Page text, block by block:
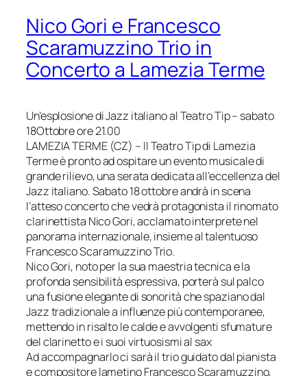
Nico Gori e Francesco
Scaramuzzino Trio in
Concerto a Lamezia Terme
Un’esplosione di Jazz italiano al Teatro Tip – sabato
18Ottobre ore 21.00
LAMEZIA TERME (CZ) – Il Teatro Tip di Lamezia
Terme è pronto ad ospitare un evento musicale di
grande rilievo, una serata dedicata all’eccellenza del
Jazz italiano. Sabato 18 ottobre andrà in scena
l’atteso concerto che vedrà protagonista il rinomato
clarinettista Nico Gori, acclamato interprete nel
panorama internazionale, insieme al talentuoso
Francesco Scaramuzzino Trio.
Nico Gori, noto per la sua maestria tecnica e la
profonda sensibilità espressiva, porterà sul palco
una fusione elegante di sonorità che spaziano dal
Jazz tradizionale a influenze più contemporanee,
mettendo in risalto le calde e avvolgenti sfumature
del clarinetto e i suoi virtuosismi al sax
Ad accompagnarlo ci sarà il trio guidato dal pianista
e compositore lametino Francesco Scaramuzzino,